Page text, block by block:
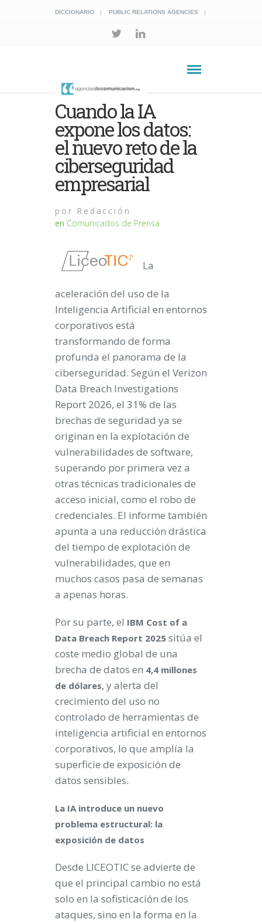
DICCIONARIO PUBLIC RELATIONS AGENCIES
Cuando la IA
expone los datos:
el nuevo reto de la
ciberseguridad
empresarial
por Redacción
en Comunicados de Prensa
La
aceleración del uso de la
Inteligencia Artificial en entornos
corporativos está
transformando de forma
profunda el panorama de la
ciberseguridad. Según el Verizon
Data Breach Investigations
Report 2026, el 31% de las
brechas de seguridad ya se
originan en la explotación de
vulnerabilidades de software,
superando por primera vez a
otras técnicas tradicionales de
acceso inicial, como el robo de
credenciales. El informe también
apunta a una reducción drástica
del tiempo de explotación de
vulnerabilidades, que en
muchos casos pasa de semanas
a apenas horas.
Por su parte, el IBM Cost of a
Data Breach Report 2025 sitúa el
coste medio global de una
brecha de datos en 4,4 millones
de dólares, y alerta del
crecimiento del uso no
controlado de herramientas de
inteligencia artificial en entornos
corporativos, lo que amplía la
superficie de exposición de
datos sensibles.
La IA introduce un nuevo
problema estructural: la
exposición de datos
Desde LICEOTIC se advierte de
que el principal cambio no está
solo en la sofisticación de los
ataques, sino en la forma en la